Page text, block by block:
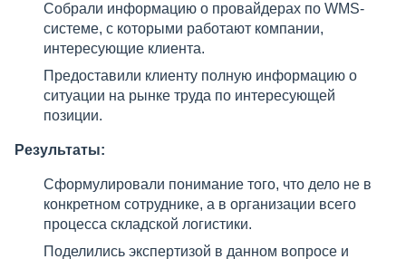
Собрали информацию о провайдерах по WMS-
системе, с которыми работают компании,
интересующие клиента.
Предоставили клиенту полную информацию о
ситуации на рынке труда по интересующей
позиции.
Результаты:
Сформулировали понимание того, что дело не в
конкретном сотруднике, а в организации всего
процесса складской логистики.
Поделились экспертизой в данном вопросе и